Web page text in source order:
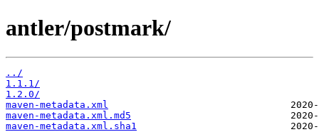
antler/postmark/
../
1.1.1/
1.2.0/
maven-metadata.xml
maven-metadata.xml.md5
maven-metadata.xml.sha1